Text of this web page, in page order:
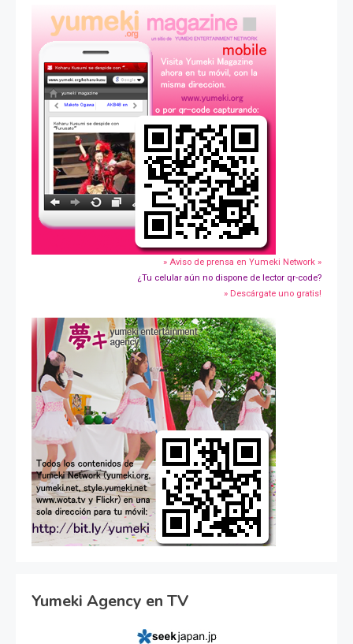
» Aviso de prensa en Yumeki Network »
¿Tu celular aún no dispone de lector qr-code?
» Descárgate uno gratis!
Yumeki Agency en TV